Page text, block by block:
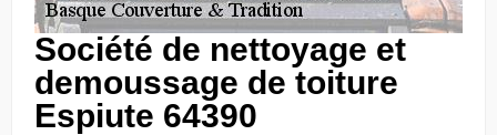
Société de nettoyage et
demoussage de toiture
Espiute 64390